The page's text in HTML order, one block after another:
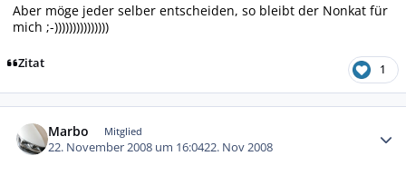
Aber möge jeder selber entscheiden, so bleibt der Nonkat für
mich ;-)))))))))))))))
Zitat 1
Marbo Mitglied
22. November 2008 um 16:0422. Nov 2008